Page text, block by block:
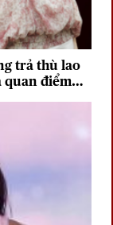
trả thù lao
quan điểm